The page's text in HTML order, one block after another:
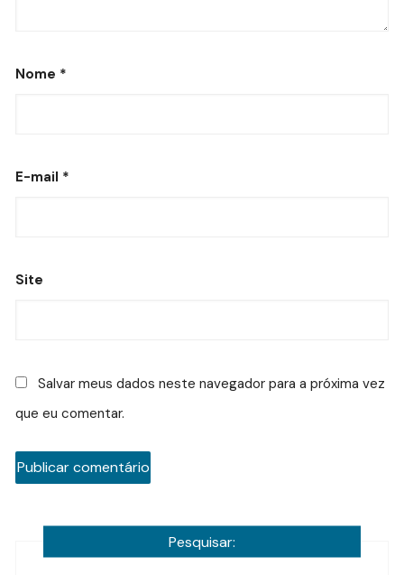
Nome *
E-mail *
Site
Salvar meus dados neste navegador para a próxima vez
que eu comentar.
Pesquisar: